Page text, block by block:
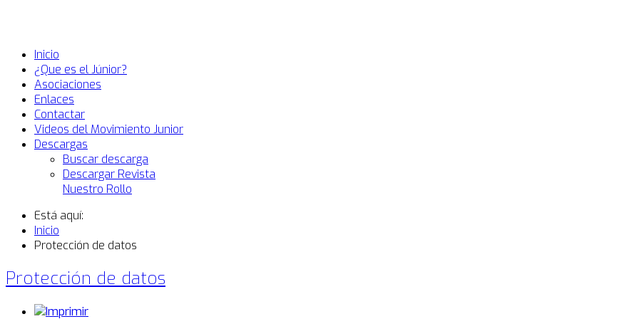
Inicio
¿Que es el Júnior?
Asociaciones
Enlaces
Contactar
Videos del Movimiento Junior
Descargas
Buscar descarga
Descargar Revista
Nuestro Rollo
Está aquí:
Inicio
Protección de datos
Protección de datos